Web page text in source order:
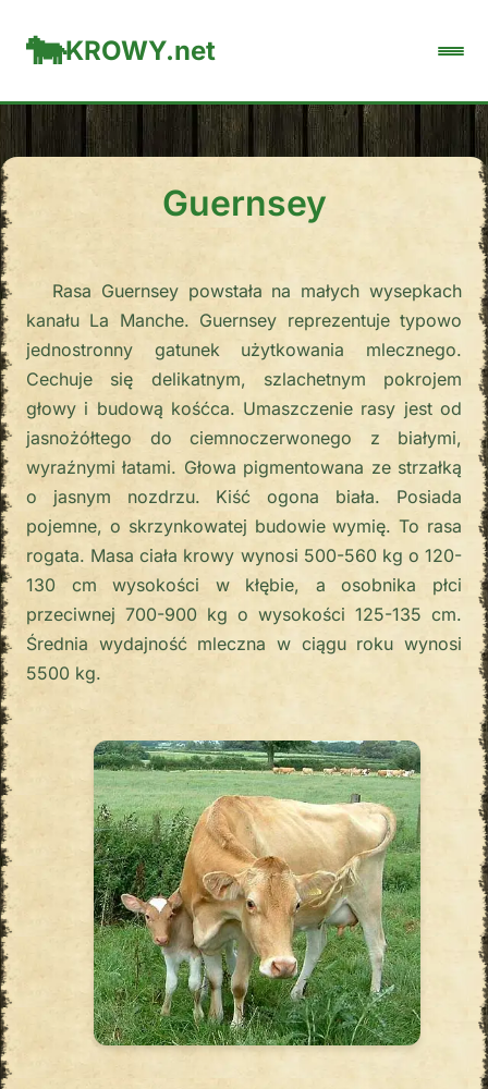
KROWY.net
Guernsey
Rasa Guernsey powstała na małych wysepkach
kanału La Manche. Guernsey reprezentuje typowo
jednostronny gatunek użytkowania mlecznego.
Cechuje się delikatnym, szlachetnym pokrojem
głowy i budową kośćca. Umaszczenie rasy jest od
jasnożółtego do ciemnoczerwonego z białymi,
wyraźnymi łatami. Głowa pigmentowana ze strzałką
o jasnym nozdrzu. Kiść ogona biała. Posiada
pojemne, o skrzynkowatej budowie wymię. To rasa
rogata. Masa ciała krowy wynosi 500-560 kg o 120-
130 cm wysokości w kłębie, a osobnika płci
przeciwnej 700-900 kg o wysokości 125-135 cm.
Średnia wydajność mleczna w ciągu roku wynosi
5500 kg.